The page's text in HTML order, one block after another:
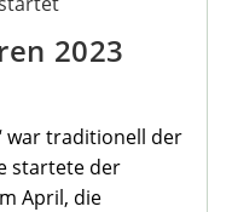
2023
war traditionell der
startete der
April, die